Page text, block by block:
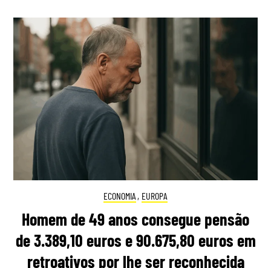
ECONOMIA , EUROPA
Homem de 49 anos consegue pensão
de 3.389,10 euros e 90.675,80 euros em
retroativos por lhe ser reconhecida